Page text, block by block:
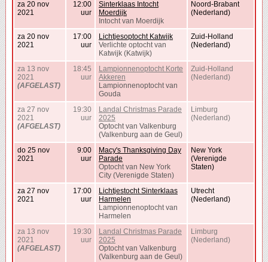
za 20 nov
2021
12:00
uur
Sinterklaas Intocht
Moerdijk
Intocht van Moerdijk
Noord-Brabant
(Nederland)
za 20 nov
2021
17:00
uur
Lichtjesoptocht Katwijk
Verlichte optocht van
Katwijk (Katwijk)
Zuid-Holland
(Nederland)
za 13 nov
2021
(AFGELAST)
18:45
uur
Lampionnenoptocht Korte
Akkeren
Lampionnenoptocht van
Gouda
Zuid-Holland
(Nederland)
za 27 nov
2021
(AFGELAST)
19:30
uur
Landal Christmas Parade
2025
Optocht van Valkenburg
(Valkenburg aan de Geul)
Limburg
(Nederland)
do 25 nov
2021
9:00
uur
Macy's Thanksgiving Day
Parade
Optocht van New York
City (Verenigde Staten)
New York
(Verenigde
Staten)
za 27 nov
2021
17:00
uur
Lichtjestocht Sinterklaas
Harmelen
Lampionnenoptocht van
Harmelen
Utrecht
(Nederland)
za 13 nov
2021
(AFGELAST)
19:30
uur
Landal Christmas Parade
2025
Optocht van Valkenburg
(Valkenburg aan de Geul)
Limburg
(Nederland)